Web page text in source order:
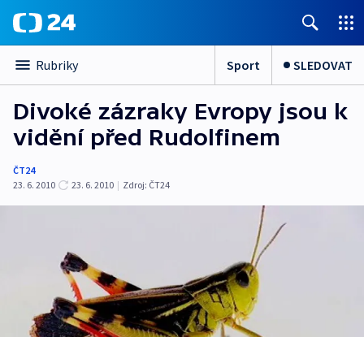
Rubriky Sport SLEDOVAT
Divoké zázraky Evropy jsou k
vidění před Rudolfinem
ČT24
23. 6. 2010
23. 6. 2010 | Zdroj: ČT24